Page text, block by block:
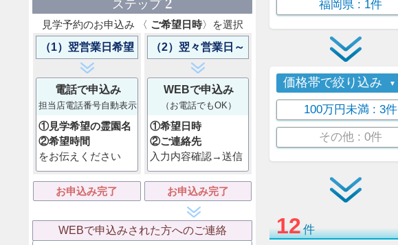
ステップ
見学予約のお申込み 〈 ご希望日時〉を選択
（1）翌営業日希望
電話で申込み
担当店電話番号自動表示
①見学希望の霊園名
②希望時間
をお伝えください
お申込み完了
（2）翌々営業日～
WEBで申込み
（お電話でもOK）
①希望日時
②ご連絡先
入力内容確認→送信
お申込み完了
WEBで申込みされた方へのご連絡
福岡県: 1件
価格帯で絞り込み
100万円未満 : 3件
その他 : 0件
12件